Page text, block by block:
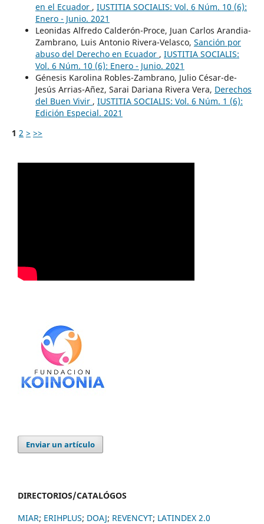
en el Ecuador , IUSTITIA SOCIALIS: Vol. 6 Núm. 10 (6):
Enero - Junio. 2021
Leonidas Alfredo Calderón-Proce, Juan Carlos Arandia-
Zambrano, Luis Antonio Rivera-Velasco, Sanción por
abuso del Derecho en Ecuador , IUSTITIA SOCIALIS:
Vol. 6 Núm. 10 (6): Enero - Junio. 2021
Génesis Karolina Robles-Zambrano, Julio César-de-
Jesús Arrias-Añez, Sarai Dariana Rivera Vera, Derechos
del Buen Vivir , IUSTITIA SOCIALIS: Vol. 6 Núm. 1 (6):
Edición Especial. 2021
1 2 > >>
Enviar un artículo
DIRECTORIOS/CATALÓGOS
MIAR; ERIHPLUS; DOAJ; REVENCYT; LATINDEX 2.0